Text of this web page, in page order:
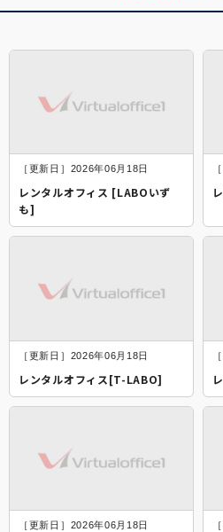
［更新日］2026年06月18日
レンタルオフィス [LABOいず
も]
［更新日］2026年06月18日
レンタルオフィス[T-LABO]
［更新日］2026年06月18日